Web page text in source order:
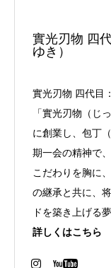
實光刃物 四
ゆき）
實光刃物 四代目
「實光刃物（じ
に創業し、包丁
期一会の精神で
こだわりを胸に
の継承と共に、
ドを築き上げる
詳しくはこちら